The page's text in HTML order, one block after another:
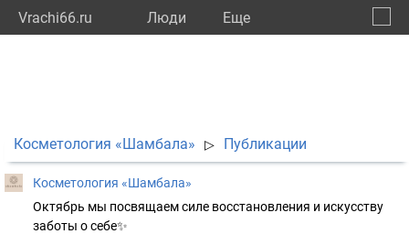
Vrachi66.ru Люди Eще
Косметология «Шамбала» ▷ Публикации
Косметология «Шамбала»
Октябрь мы посвящаем силе восстановления и искусству
заботы о себе✨